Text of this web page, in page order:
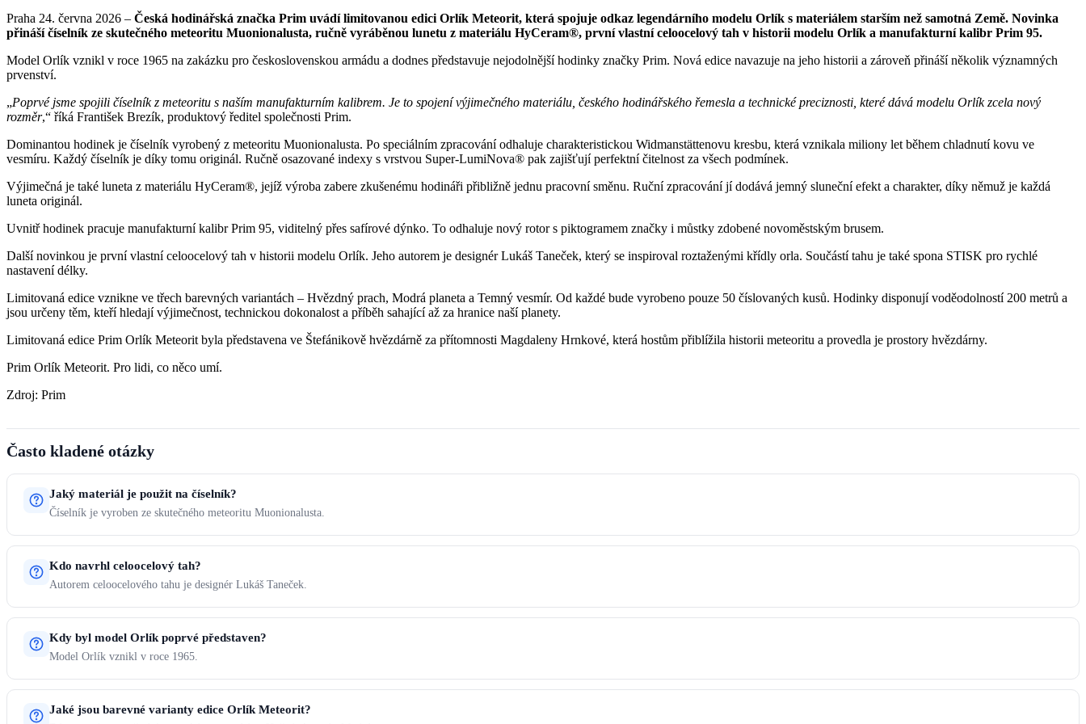
Praha 24. června 2026 – Česká hodinářská značka Prim uvádí limitovanou edici Orlík Meteorit, která spojuje odkaz legendárního modelu Orlík s materiálem starším než samotná Země. Novinka
přináší číselník ze skutečného meteoritu Muonionalusta, ručně vyráběnou lunetu z materiálu HyCeram®, první vlastní celoocelový tah v historii modelu Orlík a manufakturní kalibr Prim 95.
Model Orlík vznikl v roce 1965 na zakázku pro československou armádu a dodnes představuje nejodolnější hodinky značky Prim. Nová edice navazuje na jeho historii a zároveň přináší několik významných
prvenství.
„Poprvé jsme spojili číselník z meteoritu s naším manufakturním kalibrem. Je to spojení výjimečného materiálu, českého hodinářského řemesla a technické preciznosti, které dává modelu Orlík zcela nový
rozměr,“ říká František Brezík, produktový ředitel společnosti Prim.
Dominantou hodinek je číselník vyrobený z meteoritu Muonionalusta. Po speciálním zpracování odhaluje charakteristickou Widmanstättenovu kresbu, která vznikala miliony let během chladnutí kovu ve
vesmíru. Každý číselník je díky tomu originál. Ručně osazované indexy s vrstvou Super-LumiNova® pak zajišťují perfektní čitelnost za všech podmínek.
Výjimečná je také luneta z materiálu HyCeram®, jejíž výroba zabere zkušenému hodináři přibližně jednu pracovní směnu. Ruční zpracování jí dodává jemný sluneční efekt a charakter, díky němuž je každá
luneta originál.
Uvnitř hodinek pracuje manufakturní kalibr Prim 95, viditelný přes safírové dýnko. To odhaluje nový rotor s piktogramem značky i můstky zdobené novoměstským brusem.
Další novinkou je první vlastní celoocelový tah v historii modelu Orlík. Jeho autorem je designér Lukáš Taneček, který se inspiroval roztaženými křídly orla. Součástí tahu je také spona STISK pro rychlé
nastavení délky.
Limitovaná edice vznikne ve třech barevných variantách – Hvězdný prach, Modrá planeta a Temný vesmír. Od každé bude vyrobeno pouze 50 číslovaných kusů. Hodinky disponují voděodolností 200 metrů a
jsou určeny těm, kteří hledají výjimečnost, technickou dokonalost a příběh sahající až za hranice naší planety.
Limitovaná edice Prim Orlík Meteorit byla představena ve Štefánikově hvězdárně za přítomnosti Magdaleny Hrnkové, která hostům přiblížila historii meteoritu a provedla je prostory hvězdárny.
Prim Orlík Meteorit. Pro lidi, co něco umí.
Zdroj: Prim
Často kladené otázky
Jaký materiál je použit na číselník?
Číselník je vyroben ze skutečného meteoritu Muonionalusta.
Kdo navrhl celoocelový tah?
Autorem celoocelového tahu je designér Lukáš Taneček.
Kdy byl model Orlík poprvé představen?
Model Orlík vznikl v roce 1965.
Jaké jsou barevné varianty edice Orlík Meteorit?